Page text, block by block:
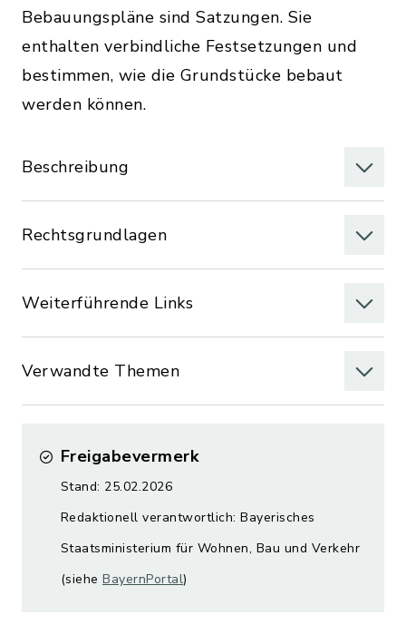
Bebauungspläne sind Satzungen. Sie
enthalten verbindliche Festsetzungen und
bestimmen, wie die Grundstücke bebaut
werden können.
Beschreibung
Rechtsgrundlagen
Weiterführende Links
Verwandte Themen
Freigabevermerk
Stand: 25.02.2026
Redaktionell verantwortlich: Bayerisches
Staatsministerium für Wohnen, Bau und Verkehr
(siehe BayernPortal)